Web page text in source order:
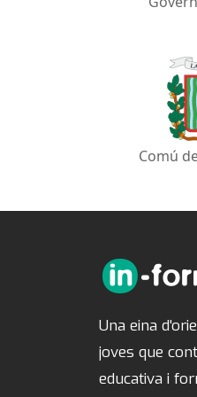
Comú
Una eina
joves que
educativa i